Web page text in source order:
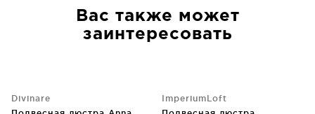
Вас также может
заинтересовать
Divinare
ImperiumLoft